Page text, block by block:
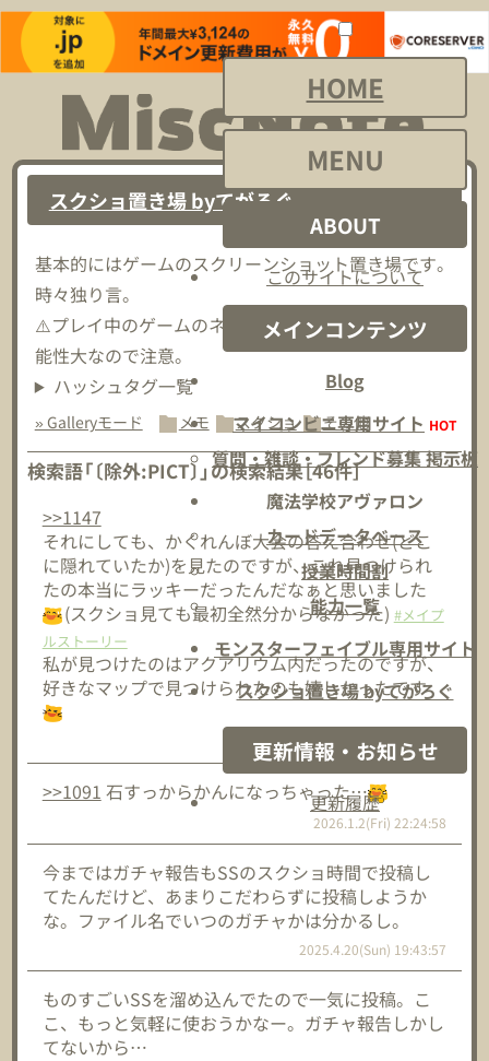
HOME
MENU
ABOUT
このサイトについて
メインコンテンツ
Blog
マイコンビニ専用サイト HOT
質問・雑談・フレンド募集 掲示板
魔法学校アヴァロン
カードデータベース
授業時間割
能力一覧
モンスターフェイブル専用サイト
スクショ置き場 byてがろぐ
更新情報・お知らせ
更新履歴
スクショ置き場 byてがろぐ
基本的にはゲームのスクリーンショット置き場です。
時々独り言。
⚠️プレイ中のゲームのネタバレスクショが流れてる可
能性大なので注意。
ハッシュタグ一覧
» Galleryモード メモ スクショ その他
検索語「〔除外:PICT〕 」の検索結果［46件］
>>1147
それにしても、かくれんぼ大会の答え合わせ(どこ
に隠れていたか)を見たのですが、これ見つけられ
たの本当にラッキーだったんだなぁと思いました
(スクショ見ても最初全然分からなかった) #メイプ
ルストーリー
私が見つけたのはアクアリウム内だったのですが、
好きなマップで見つけられたのも嬉しかったです
2026.2.2(Mon) 15:39:40
>>1091 石すっからかんになっちゃった…
2026.1.2(Fri) 22:24:58
今まではガチャ報告もSSのスクショ時間で投稿し
てたんだけど、あまりこだわらずに投稿しようか
な。ファイル名でいつのガチャかは分かるし。
2025.4.20(Sun) 19:43:57
ものすごいSSを溜め込んでたので一気に投稿。こ
こ、もっと気軽に使おうかなー。ガチャ報告しかし
てないから…